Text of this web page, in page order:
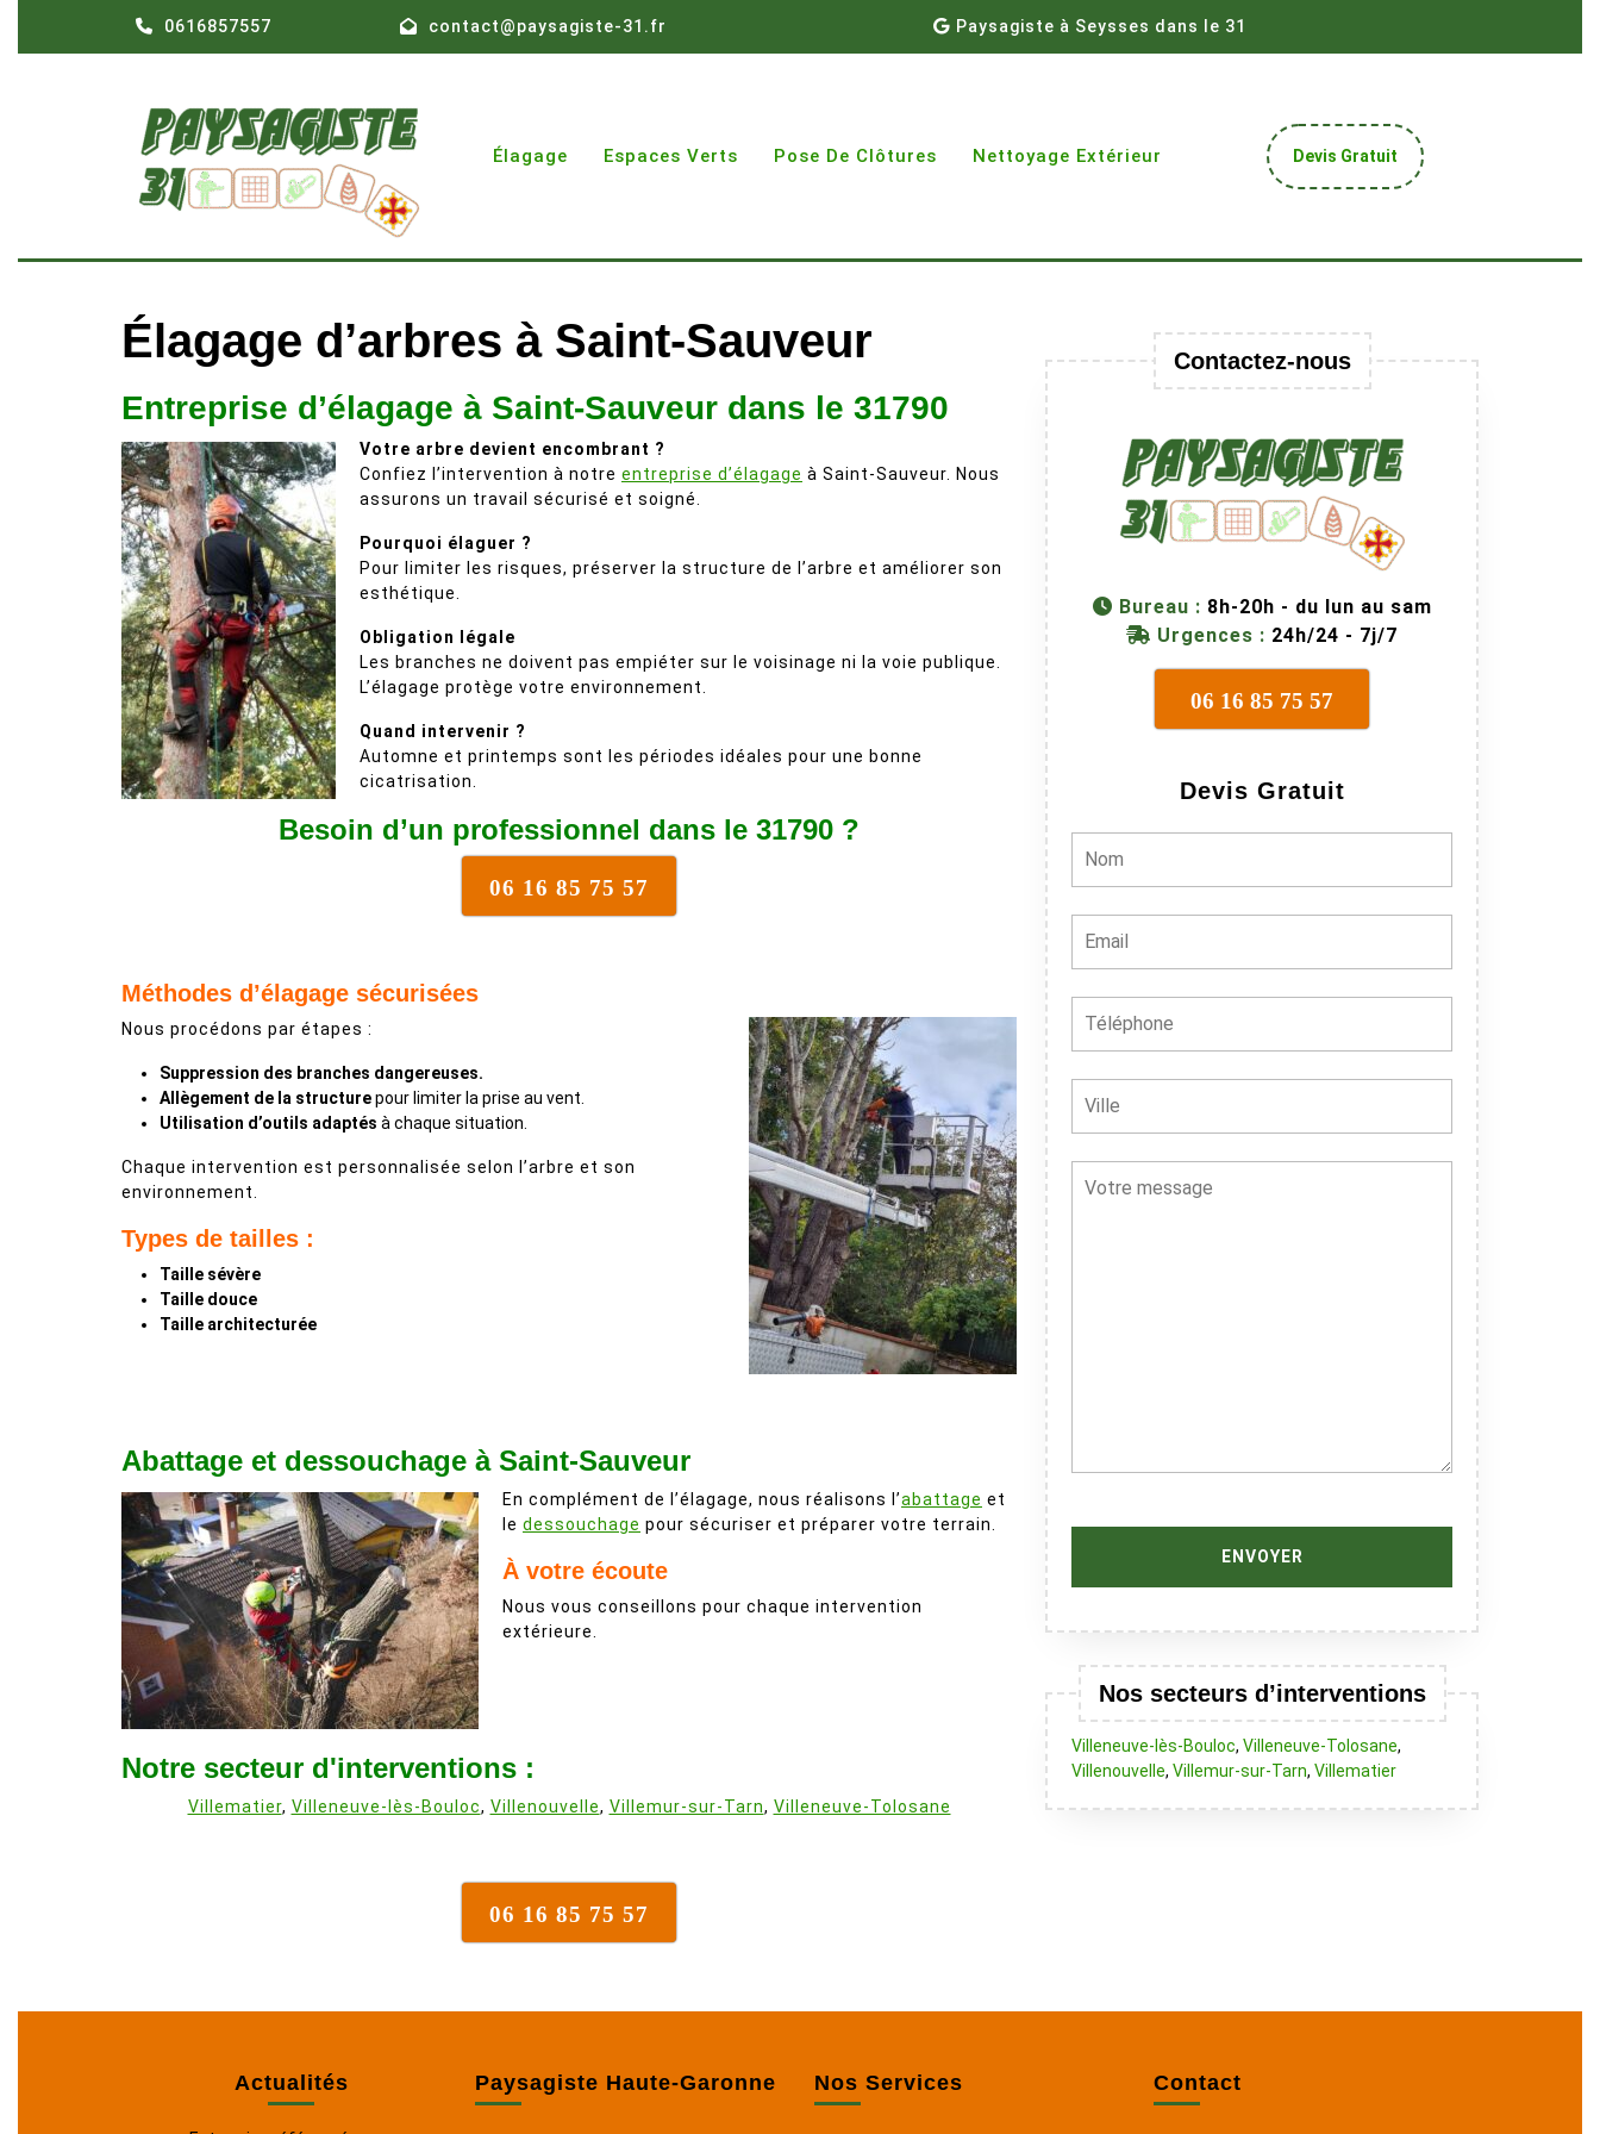
0616857557 contact@paysagiste-31.fr Paysagiste à Seysses dans le 31
Élagage Espaces Verts Pose De Clôtures Nettoyage Extérieur Devis Gratuit Get
A
Élagage d’arbres à Saint-Sauveur
Entreprise d’élagage à Saint-Sauveur dans le 31790
Votre arbre devient encombrant ?
Confiez l’intervention à notre entreprise d’élagage à Saint-Sauveur. Nous
assurons un travail sécurisé et soigné.
Pourquoi élaguer ?
Pour limiter les risques, préserver la structure de l’arbre et améliorer son
esthétique.
Obligation légale
Les branches ne doivent pas empiéter sur le voisinage ni la voie publique.
L’élagage protège votre environnement.
Quand intervenir ?
Automne et printemps sont les périodes idéales pour une bonne
cicatrisation.
Besoin d’un professionnel dans le 31790 ?
06 16 85 75 57
Méthodes d’élagage sécurisées
Nous procédons par étapes :
Suppression des branches dangereuses.
Allègement de la structurepour limiter la prise au vent.
Utilisation d’outils adaptés à chaque situation.
Chaque intervention est personnalisée selon l’arbre et son
environnement.
Types de tailles :
Taille sévère
Taille douce
Taille architecturée
Abattage et dessouchage à Saint-Sauveur
En complément de l’élagage, nous réalisons l’abattage et
le dessouchage pour sécuriser et préparer votre terrain.
À votre écoute
Nous vous conseillons pour chaque intervention
extérieure.
Notre secteur d'interventions :
Villematier, Villeneuve-lès-Bouloc, Villenouvelle, Villemur-sur-Tarn, Villeneuve-Tolosane
06 16 85 75 57
Contactez-nous
Bureau : 8h-20h - du lun au sam
Urgences : 24h/24 - 7j/7
06 16 85 75 57
Devis Gratuit
Nos secteurs d’interventions
Villeneuve-lès-Bouloc, Villeneuve-Tolosane,
Villenouvelle, Villemur-sur-Tarn, Villematier
Actualités Paysagiste Haute-Garonne Nos Services Contact